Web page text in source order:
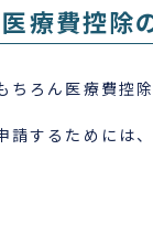
療費控除
ちろん医療費控
請するためには